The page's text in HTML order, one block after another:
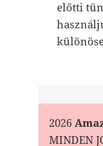
előtti
2026
MINDEN